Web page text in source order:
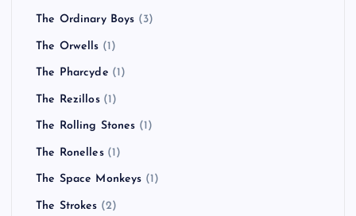
The Ordinary Boys (3)
The Orwells (1)
The Pharcyde (1)
The Rezillos(1)
The Rolling Stones (1)
The Ronelles(1)
The Space Monkeys (1)
The Strokes (2)